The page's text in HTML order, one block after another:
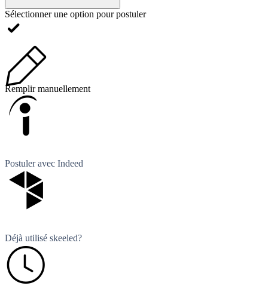
Sélectionner une option pour postuler
Remplir manuellement
Postuler avec Indeed
Déjà utilisé skeeled?